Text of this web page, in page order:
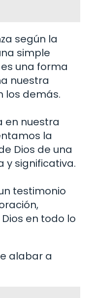
según la
simple
una forma
nuestra
los demás.
en nuestra
la
Dios de una
y significativa.
testimonio
en todo lo
alabar a